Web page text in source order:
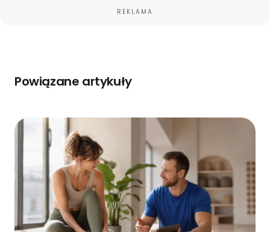
REKLAMA
Powiązane artykuły